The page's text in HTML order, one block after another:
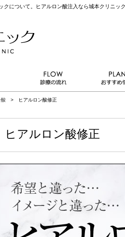
について。ヒアルロン酸注入なら城本クリニック
酸 > ヒアルロン酸修正
ヒアルロン酸修正